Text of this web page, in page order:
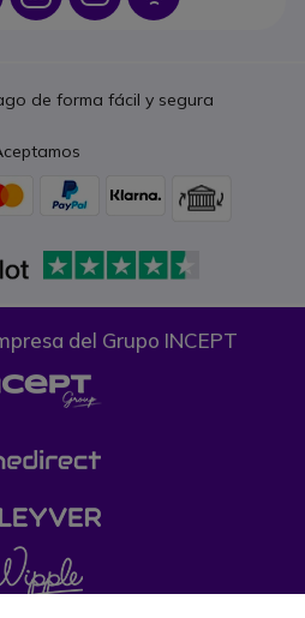
de forma fácil y segura
del Grupo INCEPT